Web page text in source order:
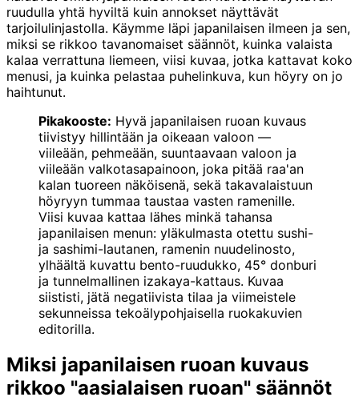
ruudulla yhtä hyviltä kuin annokset näyttävät
tarjoilulinjastolla. Käymme läpi japanilaisen ilmeen ja sen,
miksi se rikkoo tavanomaiset säännöt, kuinka valaista
kalaa verrattuna liemeen, viisi kuvaa, jotka kattavat koko
menusi, ja kuinka pelastaa puhelinkuva, kun höyry on jo
haihtunut.
Pikakooste: Hyvä japanilaisen ruoan kuvaus
tiivistyy hillintään ja oikeaan valoon —
viileään, pehmeään, suuntaavaan valoon ja
viileään valkotasapainoon, joka pitää raa'an
kalan tuoreen näköisenä, sekä takavalaistuun
höyryyn tummaa taustaa vasten ramenille.
Viisi kuvaa kattaa lähes minkä tahansa
japanilaisen menun: yläkulmasta otettu sushi-
ja sashimi-lautanen, ramenin nuudelinosto,
ylhäältä kuvattu bento-ruudukko, 45° donburi
ja tunnelmallinen izakaya-kattaus. Kuvaa
siististi, jätä negatiivista tilaa ja viimeistele
sekunneissa tekoälypohjaisella ruokakuvien
editorilla.
Miksi japanilaisen ruoan kuvaus
rikkoo "aasialaisen ruoan" säännöt